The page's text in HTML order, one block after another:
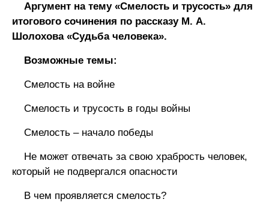
Аргумент на тему «Смелость и трусость» для
итогового сочинения по рассказу М. А.
Шолохова «Судьба человека».
Возможные темы:
Смелость на войне
Смелость и трусость в годы войны
Смелость – начало победы
Не может отвечать за свою храбрость человек,
который не подвергался опасности
В чем проявляется смелость?